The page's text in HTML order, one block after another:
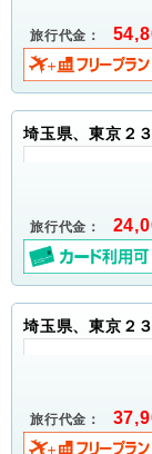
旅行代金：
埼玉県、東京２
旅行代金：
埼玉県、東京２
旅行代金：